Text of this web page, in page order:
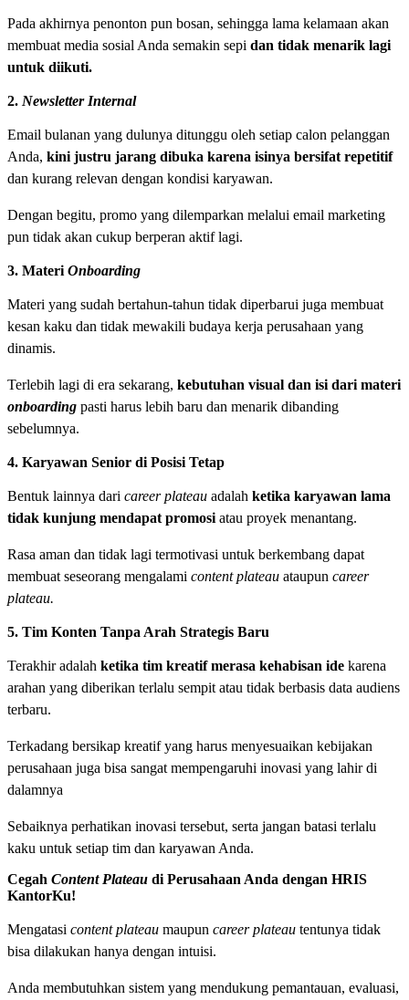
Pada akhirnya penonton pun bosan, sehingga lama kelamaan akan
membuat media sosial Anda semakin sepi dan tidak menarik lagi
untuk diikuti.
2. Newsletter Internal
Email bulanan yang dulunya ditunggu oleh setiap calon pelanggan
Anda, kini justru jarang dibuka karena isinya bersifat repetitif
dan kurang relevan dengan kondisi karyawan.
Dengan begitu, promo yang dilemparkan melalui email marketing
pun tidak akan cukup berperan aktif lagi.
3. Materi Onboarding
Materi yang sudah bertahun-tahun tidak diperbarui juga membuat
kesan kaku dan tidak mewakili budaya kerja perusahaan yang
dinamis.
Terlebih lagi di era sekarang, kebutuhan visual dan isi dari materi
onboarding pasti harus lebih baru dan menarik dibanding
sebelumnya.
4. Karyawan Senior di Posisi Tetap
Bentuk lainnya dari career plateau adalah ketika karyawan lama
tidak kunjung mendapat promosi atau proyek menantang.
Rasa aman dan tidak lagi termotivasi untuk berkembang dapat
membuat seseorang mengalami content plateau ataupun career
plateau.
5. Tim Konten Tanpa Arah Strategis Baru
Terakhir adalah ketika tim kreatif merasa kehabisan ide karena
arahan yang diberikan terlalu sempit atau tidak berbasis data audiens
terbaru.
Terkadang bersikap kreatif yang harus menyesuaikan kebijakan
perusahaan juga bisa sangat mempengaruhi inovasi yang lahir di
dalamnya
Sebaiknya perhatikan inovasi tersebut, serta jangan batasi terlalu
kaku untuk setiap tim dan karyawan Anda.
Cegah Content Plateau di Perusahaan Anda dengan HRIS
KantorKu!
Mengatasi content plateau maupun career plateau tentunya tidak
bisa dilakukan hanya dengan intuisi.
Anda membutuhkan sistem yang mendukung pemantauan, evaluasi,